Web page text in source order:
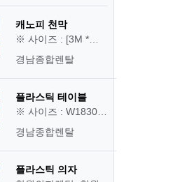
캐노피 천막
※ 사이즈 : [3M *…
경남종합렌탈
플라스틱 테이블
※ 사이즈 : W1830…
경남종합렌탈
플라스틱 의자